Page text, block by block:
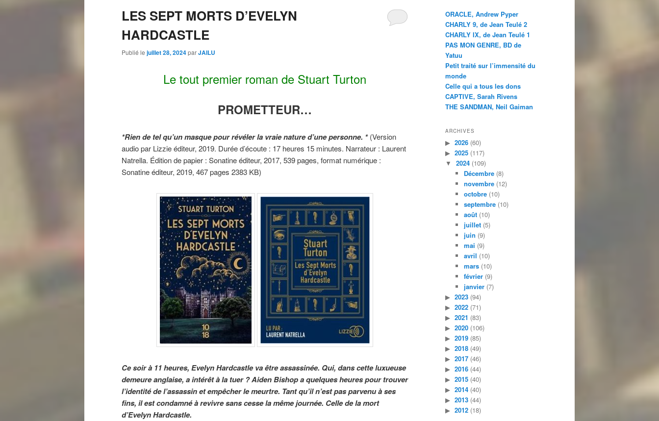
LES SEPT MORTS D’EVELYN
HARDCASTLE
Publié le juillet 28, 2024parJAILU
Le tout premier roman de Stuart Turton
PROMETTEUR…
*Rien de tel qu’un masque pour révéler la vraie nature d’une personne. *(Version
audio par Lizzie éditeur, 2019. Durée d’écoute : 17 heures 15 minutes. Narrateur : Laurent
Natrella. Édition de papier : Sonatine éditeur, 2017, 539 pages, format numérique :
Sonatine éditeur, 2019, 467 pages 2383 KB)
Ce soir à 11 heures, Evelyn Hardcastle va être assassinée. Qui, dans cette luxueuse
demeure anglaise, a intérêt à la tuer ? Aiden Bishop a quelques heures pour trouver
l’identité de l’assassin et empêcher le meurtre. Tant qu’il n’est pas parvenu à ses
fins, il est condamné à revivre sans cesse la même journée. Celle de la mort
d’Evelyn Hardcastle.
ORACLE, Andrew Pyper
CHARLY 9, de Jean Teulé 2
CHARLY IX, de Jean Teulé 1
PAS MON GENRE, BD de
Yatuu
Petit traité sur l’immensité du
monde
Celle qui a tous les dons
CAPTIVE, Sarah Rivens
THE SANDMAN, Neil Gaiman
ARCHIVES
2026 (60)
2025 (117)
2024 (109)
Décembre(8)
novembre(12)
octobre(10)
septembre(10)
août(10)
juillet(5)
juin (9)
mai (9)
avril (10)
mars(10)
février(9)
janvier(7)
2023 (94)
2022 (71)
2021 (83)
2020 (106)
2019 (85)
2018 (49)
2017 (46)
2016 (44)
2015 (40)
2014 (40)
2013 (44)
2012 (18)